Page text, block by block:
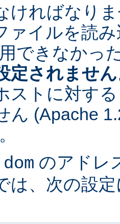
ければなり
ァイルを読
できなかっ
定されません
ストに対す
ん (Apache
のアドレ
は、次の設